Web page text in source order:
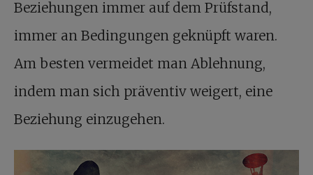
Beziehungen immer auf dem Prüfstand,
immer an Bedingungen geknüpft waren.
Am besten vermeidet man Ablehnung,
indem man sich präventiv weigert, eine
Beziehung einzugehen.